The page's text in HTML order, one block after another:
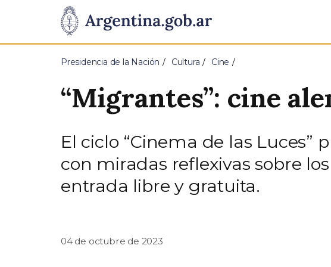
Presidencia
de
Pasar al contenido principal
Presidencia de la Nación Cultura Cine
“Migrantes”: cine
El ciclo “Cinema de las
con miradas reflexivas sobre
entrada libre y gratuita.
04 de octubre de 2023